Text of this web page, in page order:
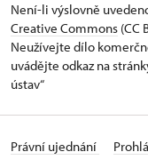
Není-li výslovně
Creative Commons (CC
Neužívejte dílo
uvádějte odkaz na
ústav“
Právní ujednání